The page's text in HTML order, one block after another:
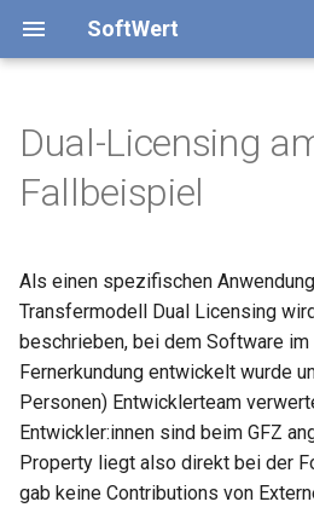
SoftWert
e
s
t
a
r
Sensibilisieren & Erfassen
Transferwege
Geschäftsentwicklung
Template Meldebogen
Bewertungstool
Schnellauswertung
Fragensammlung
Flowchart Transferwege
Fallbeispiel
Fallbeispiel
Potenzialanalyse
Geschäftsmodell
Fazit
Fallbeispiel
Andere
Forschungseinrichtungen
Dual-Licensing
Fallbeispiel
Als einen spezifischen
Transfermodell Dual Licensing
beschrieben, bei dem Software im
Fernerkundung entwickelt wurde
Personen) Entwicklerteam
Entwickler:innen sind beim GFZ
Property liegt also direkt bei der
gab keine Contributions von